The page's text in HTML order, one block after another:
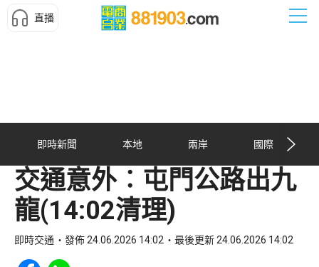
直播
即時新聞 本地 兩岸 國際
交通意外︰屯門公路出九
龍(14:02清理)
即時交通 發佈 24.06.2026 14:02 最後更新 24.06.2026 14:02
Share to Facebook
Share to WhatsApp